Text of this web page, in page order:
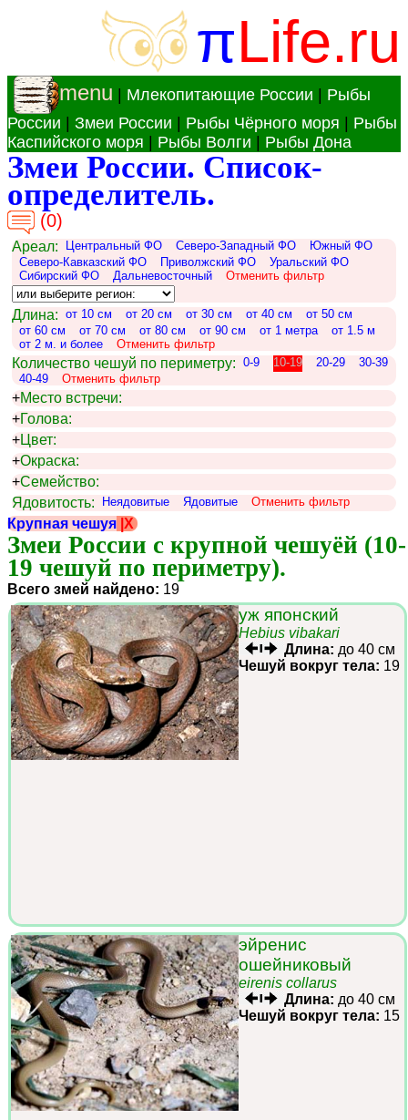
πLife.ru
menu Млекопитающие России
Рыбы
России
Змеи России Рыбы Чёрного моря
Рыбы
Каспийского моря
Рыбы Волги Рыбы Дона
Змеи России. Список-
определитель.
(0)
Ареал: Центральный ФО Северо-Западный ФО
Южный ФО
Северо-Кавказский ФО
Приволжский ФО
Уральский ФО
Сибирский ФО
Дальневосточный Отменить фильтр
Длина: от 10 см от 20 см от 30 см от 40 см
от 50 см
от 60 см
от 70 см от 80 см от 90 см от 1 метра
от 1.5 м
от 2 м. и более
Отменить фильтр
Количество чешуй по периметру: 0-9 10-19 20-29
30-39
40-49
Отменить фильтр
+Место встречи:
+Голова:
+Цвет:
+Окраска:
+Семейство:
Ядовитость:
Неядовитые Ядовитые Отменить фильтр
Крупная чешуя |X
Змеи России с крупной чешуёй (10-
19 чешуй по периметру).
Всего змей найдено: 19
уж японский
Hebius vibakari
Длина: до 40 см
Чешуй вокруг тела: 19
эйренис
ошейниковый
eirenis collarus
Длина: до 40 см
Чешуй вокруг тела: 15